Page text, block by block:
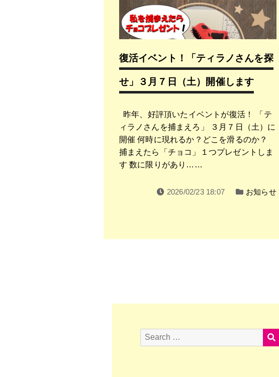
復活イベント！「ティラノさんを探
せ」３月７日（土）開催します
昨年、好評頂いたイベントが復活！ 「テ
ィラノさんを捕まえろ」 ３月７日（土）に
開催 何時に現れるか？どこを滑るのか？
捕まえたら「チョコ」１つプレゼントしま
す 数に限りがあり……
2026/02/23 18:07 お知らせ
Search
for: